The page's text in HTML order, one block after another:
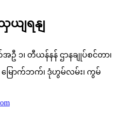
ယျရနျ
ဦ ၁၊ တီယန်နန် ဌာနချုပ်စင်တာ၊
ြောက်ဘက်၊ ဒုံဟွမ်လမ်း၊ ကွမ်